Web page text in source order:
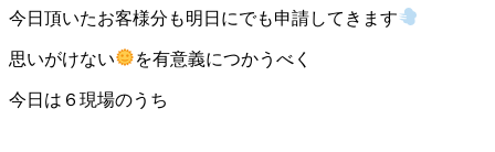
今日頂いたお客様分も明日にでも申請してきます
思いがけない を有意義につかうべく
今日は６現場のうち